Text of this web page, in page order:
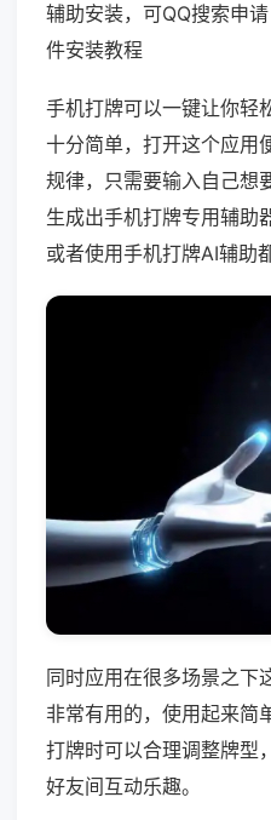
辅助安装，可QQ搜索申
件安装教程
手机打牌可以一键让你轻
十分简单，打开这个应用
规律，只需要输入自己想
生成出手机打牌专用辅助
或者使用手机打牌AI辅助
同时应用在很多场景之下
非常有用的，使用起来简
打牌时可以合理调整牌型
好友间互动乐趣。